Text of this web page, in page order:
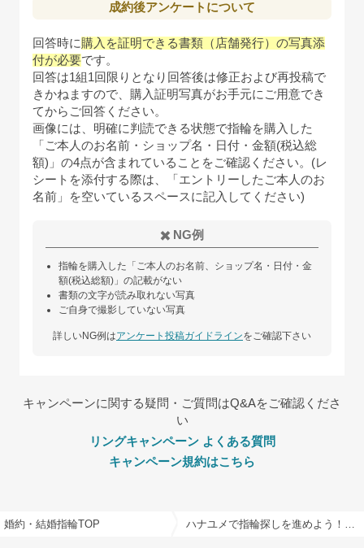
成約後アンケートについて
回答時に購入を証明できる書類（店舗発行）の写真添
付が必要です。
回答は1組1回限りとなり回答後は修正および再投稿で
きかねますので、購入証明写真がお手元にご用意でき
てからご回答ください。
画像には、明確に判読できる状態で指輪を購入した
「ご本人のお名前・ショップ名・日付・金額(税込総
額)」の4点が含まれていることをご確認ください。(レ
シートを添付する際は、「エントリーしたご本人のお
名前」を空いているスペースに記入してください)
✖️ NG例
指輪を購入した「ご本人のお名前、ショップ名・日付・金
額(税込総額)」の記載がない
書類の文字が読み取れない写真
ご自身で撮影していない写真
詳しいNG例はアンケート投稿ガイドラインをご確認下さい
キャンペーンに関する疑問・ご質問はQ&Aをご確認くださ
い
リングキャンペーン よくある質問
キャンペーン規約はこちら
婚約・結婚指輪TOP ハナユメで指輪探しを進めよう！婚約指輪・結婚指輪探し応援キャンペーン